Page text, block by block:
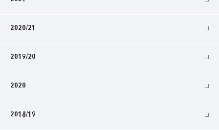
2020/21
2019/20
2020
2018/19